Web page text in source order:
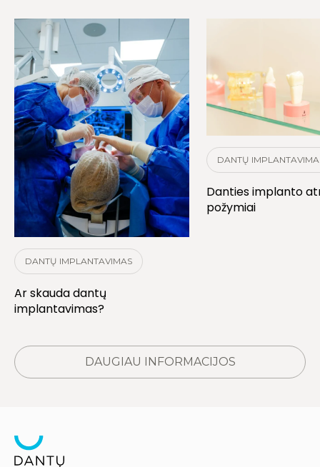
DANTŲ IMPLANTAVIMAS
Ar skauda dantų
implantavimas?
DANTŲ
Danties implanto
požymiai
DAUGIAU INFORMACIJOS